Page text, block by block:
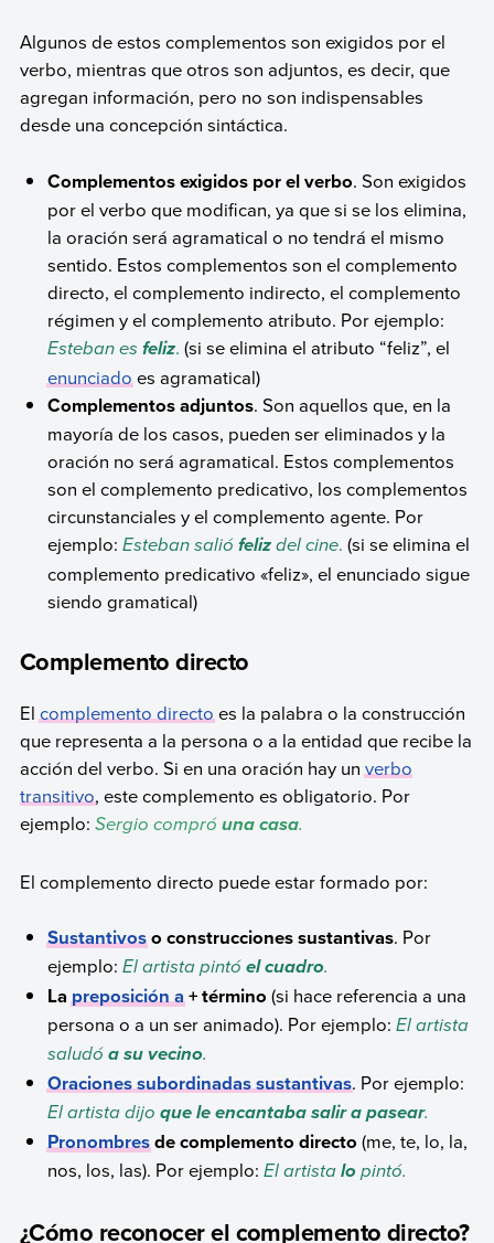
Algunos de estos complementos son exigidos por el
verbo, mientras que otros son adjuntos, es decir, que
agregan información, pero no son indispensables
desde una concepción sintáctica.
Complementos exigidos por el verbo. Son exigidos
por el verbo que modifican, ya que si se los elimina,
la oración será agramatical o no tendrá el mismo
sentido. Estos complementos son el complemento
directo, el complemento indirecto, el complemento
régimen y el complemento atributo. Por ejemplo:
Esteban esfeliz.(si se elimina el atributo “feliz”, el
enunciadoes agramatical)
Complementos adjuntos. Son aquellos que, en la
mayoría de los casos, pueden ser eliminados y la
oración no será agramatical. Estos complementos
son el complemento predicativo, los complementos
circunstanciales y el complemento agente. Por
ejemplo: Esteban saliófelizdel cine. (si se elimina el
complemento predicativo «feliz», el enunciado sigue
siendo gramatical)
Complemento directo
Elcomplemento directoes la palabra o la construcción
que representa a la persona o a la entidad que recibe la
acción del verbo. Si en una oración hay unverbo
transitivo, este complemento es obligatorio. Por
ejemplo: Sergio compró una casa.
El complemento directo puede estar formado por:
Sustantivoso construcciones sustantivas. Por
ejemplo:El artista pintóel cuadro.
Lapreposición a+ término (si hace referencia a una
persona o a un ser animado). Por ejemplo: El artista
saludó a su vecino.
Oraciones subordinadas sustantivas. Por ejemplo:
El artista dijoque le encantaba salir a pasear.
Pronombresde complemento directo (me, te, lo, la,
nos, los, las). Por ejemplo: El artistalopintó.
¿Cómo reconocer el complemento directo?